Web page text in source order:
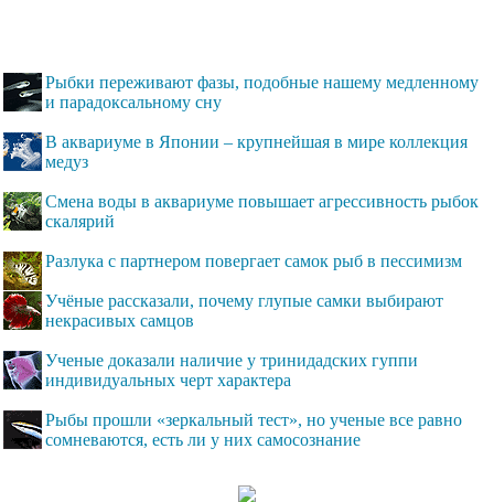
Рыбки переживают фазы, подобные нашему медленному
и парадоксальному сну
В аквариуме в Японии – крупнейшая в мире коллекция
медуз
Смена воды в аквариуме повышает агрессивность рыбок
скалярий
Разлука с партнером повергает самок рыб в пессимизм
Учёные рассказали, почему глупые самки выбирают
некрасивых самцов
Ученые доказали наличие у тринидадских гуппи
индивидуальных черт характера
Рыбы прошли «зеркальный тест», но ученые все равно
сомневаются, есть ли у них самосознание